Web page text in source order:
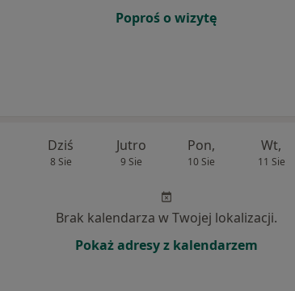
Poproś o wizytę
Dziś
8 Sie
Jutro
9 Sie
Pon,
10 Sie
Wt,
11 Sie
Brak kalendarza w Twojej lokalizacji.
Pokaż adresy z kalendarzem